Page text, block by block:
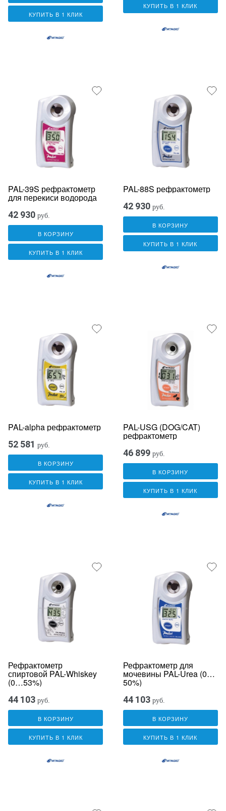
КУПИТЬ В 1 КЛИК
КУПИТЬ В 1 КЛИК
PAL-39S рефрактометр
для перекиси водорода
42 930 руб.
В КОРЗИНУ
КУПИТЬ В 1 КЛИК
PAL-88S рефрактометр
42 930 руб.
В КОРЗИНУ
КУПИТЬ В 1 КЛИК
PAL-alpha рефрактометр
52 581 руб.
В КОРЗИНУ
КУПИТЬ В 1 КЛИК
PAL-USG (DOG/CAT)
рефрактометр
46 899 руб.
В КОРЗИНУ
КУПИТЬ В 1 КЛИК
Рефрактометр
спиртовой PAL-Whiskey
(0…53%)
44 103 руб.
В КОРЗИНУ
КУПИТЬ В 1 КЛИК
Рефрактометр для
мочевины PAL-Urea (0…
50%)
44 103 руб.
В КОРЗИНУ
КУПИТЬ В 1 КЛИК